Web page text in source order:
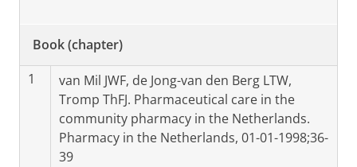
Book (chapter)
1
van Mil JWF, de Jong-van den Berg LTW,
Tromp ThFJ. Pharmaceutical care in the
community pharmacy in the Netherlands.
Pharmacy in the Netherlands, 01-01-1998;36-
39